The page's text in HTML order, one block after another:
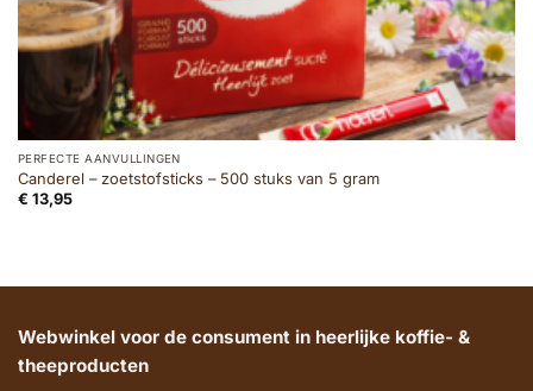
PERFECTE AANVULLINGEN
Canderel – zoetstofsticks – 500 stuks van 5 gram
€ 13,95
Webwinkel voor de consument in heerlijke koffie- &
theeproducten